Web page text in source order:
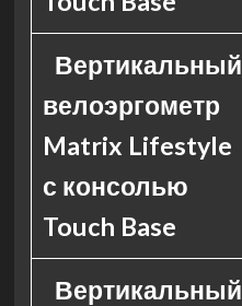
Вертикальный
велоэргометр
Matrix Lifestyle
с консолью
Touch Base
Вертикальный